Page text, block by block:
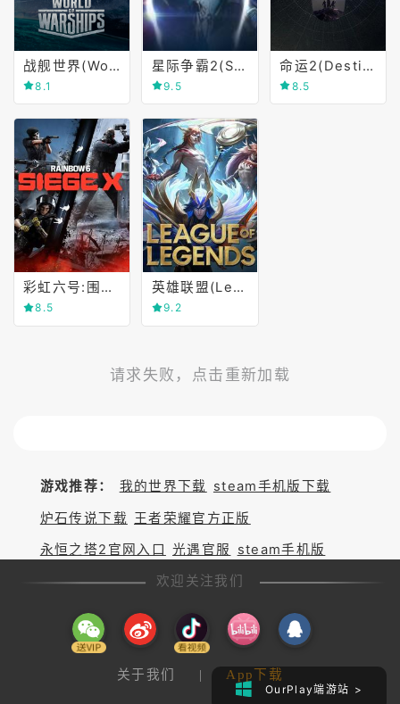
战舰世界(World of Warships)
8.1
星际争霸2(StarCraft II)
9.5
命运2(Destiny 2)
8.5
彩虹六号:围攻(Tom Clancy's Rainbow Six Siege)
8.5
英雄联盟(League of Legends)
9.2
请求失败，点击重新加载
游戏推荐： 我的世界下载 steam手机版下载
炉石传说下载 王者荣耀官方正版
永恒之塔2官网入口
光遇官服
steam手机版
欢迎关注我们
关于我们 | App下载
OurPlay端游站 >